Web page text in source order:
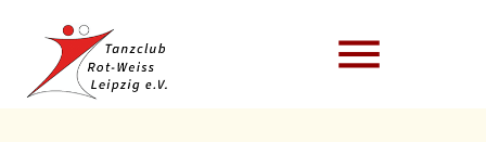
menu